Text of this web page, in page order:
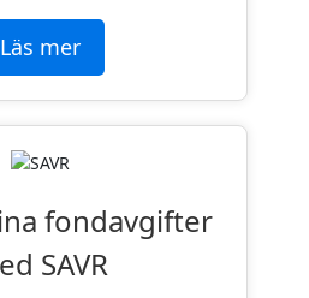
Läs mer
fondavgifter
SAVR